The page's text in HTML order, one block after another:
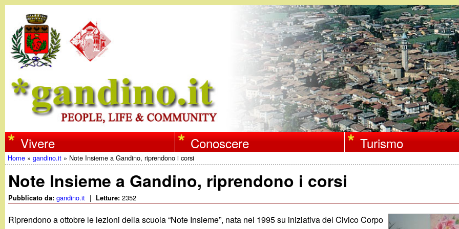
Salta
al
contenuto
principale
w
w
w
.
Vivere Conoscere Turismo
Tu
sei
Home »gandino.it » Note Insieme a Gandino, riprendono i corsi
Note Insieme a Gandino, riprendono i corsi
Pubblicato da:gandino.it | Letture:2352
Riprendono a ottobre le lezioni della scuola “Note Insieme”, nata nel 1995 su iniziativa del Civico Corpo